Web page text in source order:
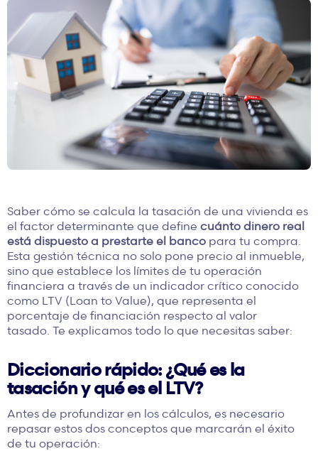
Saber cómo se calcula la tasación de una vivienda es
el factor determinante que define cuánto dinero real
está dispuesto a prestarte el banco para tu compra.
Esta gestión técnica no solo pone precio al inmueble,
sino que establece los límites de tu operación
financiera a través de un indicador crítico conocido
como LTV (Loan to Value), que representa el
porcentaje de financiación respecto al valor
tasado. Te explicamos todo lo que necesitas saber:
Diccionario rápido: ¿Qué es la
tasación y qué es el LTV?
Antes de profundizar en los cálculos, es necesario
repasar estos dos conceptos que marcarán el éxito
de tu operación: